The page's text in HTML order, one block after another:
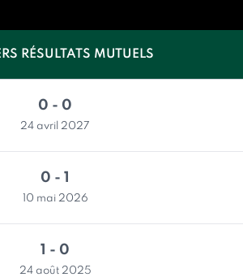
RÉSULTATS MUTUELS
0 - 0
24 avril 2027
0 - 1
10 mai 2026
1 - 0
24 août 2025